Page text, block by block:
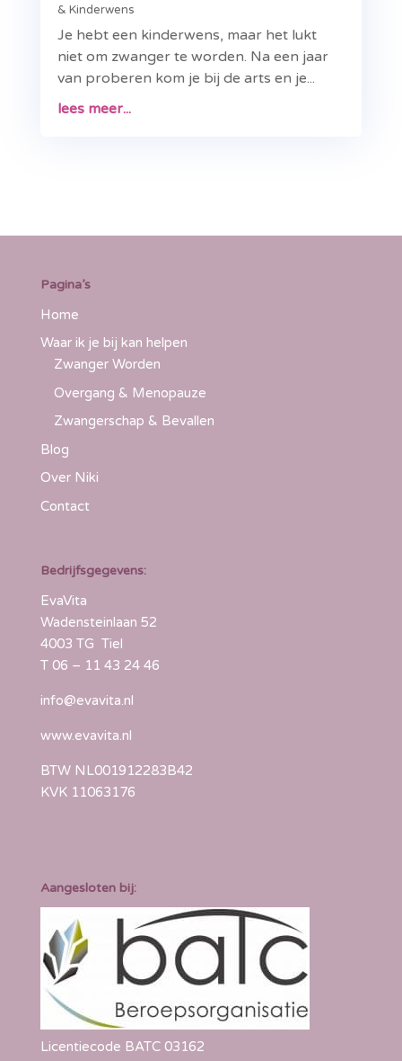
& Kinderwens
Je hebt een kinderwens, maar het lukt
niet om zwanger te worden. Na een jaar
van proberen kom je bij de arts en je...
lees meer...
Pagina’s
Home
Waar ik je bij kan helpen
Zwanger Worden
Overgang & Menopauze
Zwangerschap & Bevallen
Blog
Over Niki
Contact
Bedrijfsgegevens:
EvaVita
Wadensteinlaan 52
4003 TG Tiel
T 06 – 11 43 24 46
info@evavita.nl
www.evavita.nl
BTW NL001912283B42
KVK 11063176
Aangesloten bij:
Licentiecode BATC 03162